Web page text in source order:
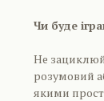
Чи буде
Не
розумовий
якими